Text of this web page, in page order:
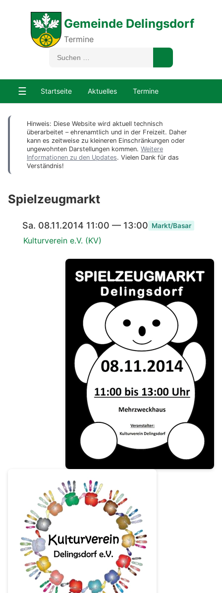
Gemeinde Delingsdorf
Termine
☰ Startseite Aktuelles Termine
Hinweis: Diese Website wird aktuell technisch
überarbeitet – ehrenamtlich und in der Freizeit. Daher
kann es zeitweise zu kleineren Einschränkungen oder
ungewohnten Darstellungen kommen. Weitere
Informationen zu den Updates. Vielen Dank für das
Verständnis!
Spielzeugmarkt
Sa. 08.11.2014 11:00 — 13:00 Markt/Basar
Kulturverein e.V. (KV)